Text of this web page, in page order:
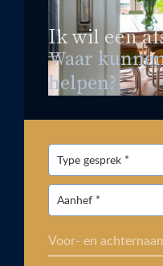
Ik wil een
Waar
helpen?
Voor- en